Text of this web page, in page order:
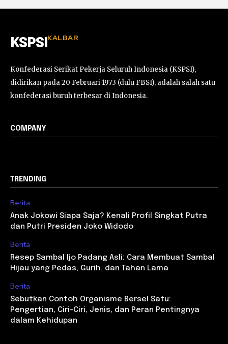
KSPSI KALBAR
Konfederasi Serikat Pekerja Seluruh Indonesia (KSPSI),
didirikan pada 20 Februari 1973 (dulu FBSI), adalah salah satu
konfederasi buruh terbesar di Indonesia.
COMPANY
TRENDING
Berita
Anak Jokowi Siapa Saja? Kenali Profil Singkat Putra
dan Putri Presiden Joko Widodo
Berita
Resep Sambal Ijo Padang Asli: Cara Membuat Sambal
Hijau yang Pedas, Gurih, dan Tahan Lama
Berita
Sebutkan Contoh Organisme Bersel Satu:
Pengertian, Ciri-Ciri, Jenis, dan Peran Pentingnya
dalam Kehidupan